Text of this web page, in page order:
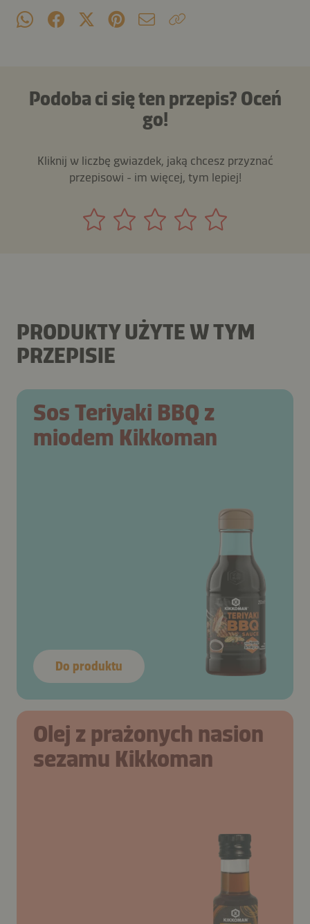
Podoba ci się ten przepis? Oceń
go!
Kliknij w liczbę gwiazdek, jaką chcesz przyznać
przepisowi - im więcej, tym lepiej!
PRODUKTY UŻYTE W TYM
PRZEPISIE
Sos Teriyaki BBQ z
miodem Kikkoman
Do produktu
Olej z prażonych nasion
sezamu Kikkoman